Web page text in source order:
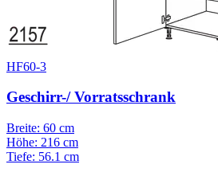
HF60-3
Geschirr-/ Vorratsschrank
Breite: 60 cm
Höhe: 216 cm
Tiefe: 56.1 cm